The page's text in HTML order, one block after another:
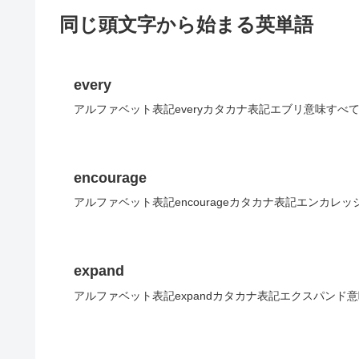
同じ頭文字から始まる英単語
every
アルファベット表記everyカタカナ表記エブリ意味すべて
encourage
アルファベット表記encourageカタカナ表記エンカレッ
expand
アルファベット表記expandカタカナ表記エクスパンド